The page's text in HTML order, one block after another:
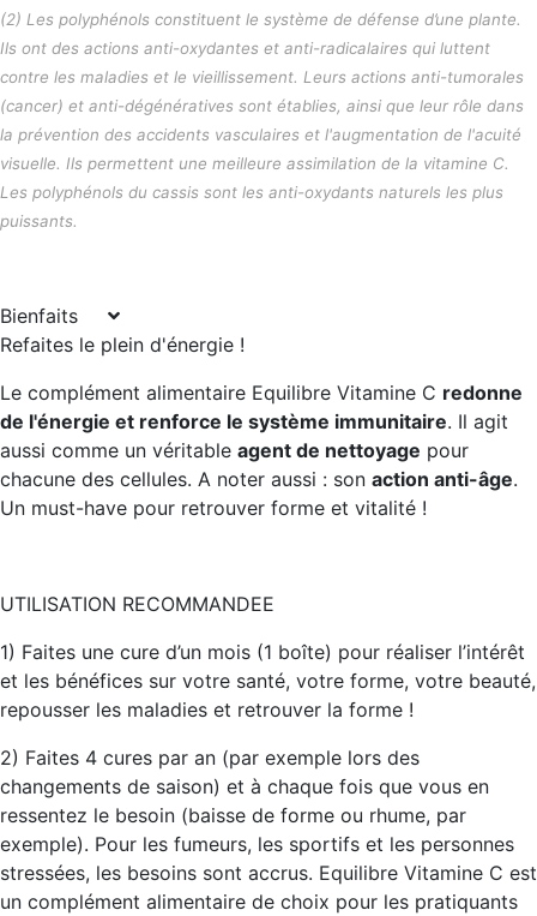
(2) Les polyphénols constituent le système de défense d’une plante.
Ils ont des actions anti-oxydantes et anti-radicalaires qui luttent
contre les maladies et le vieillissement. Leurs actions anti-tumorales
(cancer) et anti-dégénératives sont établies, ainsi que leur rôle dans
la prévention des accidents vasculaires et l'augmentation de l'acuité
visuelle. Ils permettent une meilleure assimilation de la vitamine C.
Les polyphénols du cassis sont les anti-oxydants naturels les plus
puissants.
Bienfaits
Refaites le plein d'énergie !
Le complément alimentaire Equilibre Vitamine C redonne
de l'énergie et renforce le système immunitaire. Il agit
aussi comme un véritable agent de nettoyage pour
chacune des cellules. A noter aussi : son action anti-âge.
Un must-have pour retrouver forme et vitalité !
UTILISATION RECOMMANDEE
1) Faites une cure d’un mois (1 boîte) pour réaliser l’intérêt
et les bénéfices sur votre santé, votre forme, votre beauté,
repousser les maladies et retrouver la forme !
2) Faites 4 cures par an (par exemple lors des
changements de saison) et à chaque fois que vous en
ressentez le besoin (baisse de forme ou rhume, par
exemple). Pour les fumeurs, les sportifs et les personnes
stressées, les besoins sont accrus. Equilibre Vitamine C est
un complément alimentaire de choix pour les pratiquants